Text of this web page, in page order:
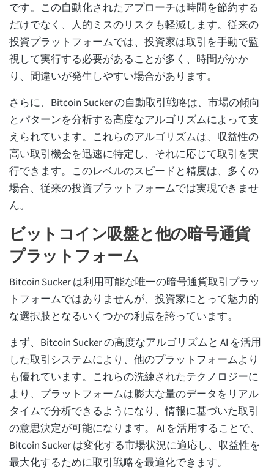
です。この自動化されたアプローチは時間を節約する
だけでなく、人的ミスのリスクも軽減します。従来の
投資プラットフォームでは、投資家は取引を手動で監
視して実行する必要があることが多く、時間がかか
り、間違いが発生しやすい場合があります。
さらに、Bitcoin Sucker の自動取引戦略は、市場の傾向
とパターンを分析する高度なアルゴリズムによって支
えられています。これらのアルゴリズムは、収益性の
高い取引機会を迅速に特定し、それに応じて取引を実
行できます。このレベルのスピードと精度は、多くの
場合、従来の投資プラットフォームでは実現できませ
ん。
ビットコイン吸盤と他の暗号通貨
プラットフォーム
Bitcoin Sucker は利用可能な唯一の暗号通貨取引プラッ
トフォームではありませんが、投資家にとって魅力的
な選択肢となるいくつかの利点を誇っています。
まず、Bitcoin Sucker の高度なアルゴリズムと AI を活用
した取引システムにより、他のプラットフォームより
も優れています。これらの洗練されたテクノロジーに
より、プラットフォームは膨大な量のデータをリアル
タイムで分析できるようになり、情報に基づいた取引
の意思決定が可能になります。 AI を活用することで、
Bitcoin Sucker は変化する市場状況に適応し、収益性を
最大化するために取引戦略を最適化できます。